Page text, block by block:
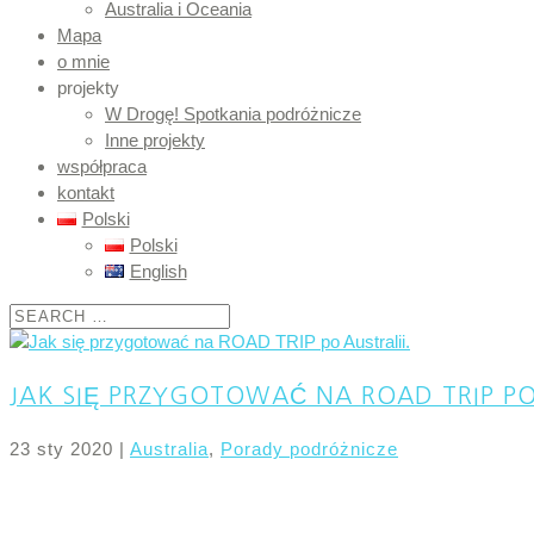
Australia i Oceania
Mapa
o mnie
projekty
W Drogę! Spotkania podróżnicze
Inne projekty
współpraca
kontakt
Polski
Polski
English
JAK SIĘ PRZYGOTOWAĆ NA ROAD TRIP
23 sty 2020 | Australia, Porady podróżnicze